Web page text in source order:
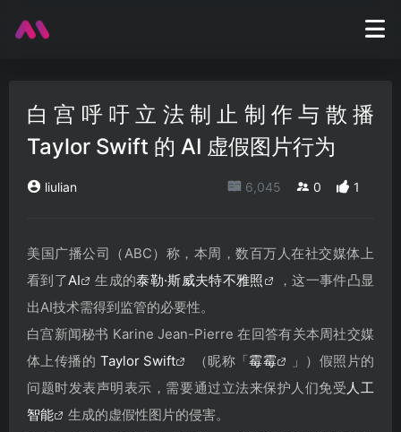
白宫呼吁立法制止制作与散播
Taylor Swift 的 AI 虚假图片行为
liulian 6,045 0 1
美国广播公司（ABC）称，本周，数百万人在社交媒体上
看到了AI 生成的泰勒·斯威夫特不雅照
，这一事件凸显
出AI技术需得到监管的必要性。
白宫新闻秘书 Karine Jean-Pierre 在回答有关本周社交媒
体上传播的 Taylor Swift （昵称「霉霉
」）假照片的
问题时发表声明表示，需要通过立法来保护人们免受人工
智能
生成的虚假性图片的侵害。